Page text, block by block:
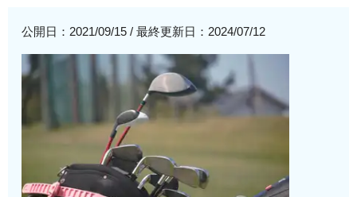
公開日：2021/09/15 /最終更新日：2024/07/12